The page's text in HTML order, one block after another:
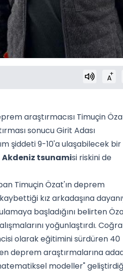
A+
araştırmacısı Timuçin
sonucu Girit Adası
şiddeti 9-10'a ulaşabilecek bir
Akdeniz tsunamisi riskini de
Timuçin Özat'ın deprem
kız arkadaşına
başladığını belirten
yoğunlaştırdı.
olarak eğitimini sürdüren 40
deprem araştırmalarına
modeller"